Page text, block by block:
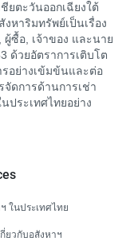
ยตะวันออกเฉียงใต้
หาริมทรัพย์เป็นเรื่อง
ซื้อ, เจ้าของ และนาย
ด้วยอัตราการเติบโต
อย่างเข้มข้นและต่อ
ดการด้านการเช่า
ระเทศไทยอย่าง
ในประเทศไทย
ยวกับอสังหาฯ